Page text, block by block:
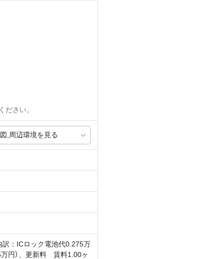
さい。
,周辺環境を見る
訳：ICロック電池代0.275万
円）、更新料 賃料1.00ヶ